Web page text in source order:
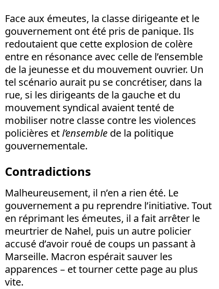
Face aux émeutes, la classe dirigeante et le
gouvernement ont été pris de panique. Ils
redoutaient que cette explosion de colère
entre en résonance avec celle de l’ensemble
de la jeunesse et du mouvement ouvrier. Un
tel scénario aurait pu se concrétiser, dans la
rue, si les dirigeants de la gauche et du
mouvement syndical avaient tenté de
mobiliser notre classe contre les violences
policières etl’ensemble de la politique
gouvernementale.
Contradictions
Malheureusement, il n’en a rien été. Le
gouvernement a pu reprendre l’initiative. Tout
en réprimant les émeutes, il a fait arrêter le
meurtrier de Nahel, puis un autre policier
accusé d’avoir roué de coups un passant à
Marseille. Macron espérait sauver les
apparences – et tourner cette page au plus
vite.